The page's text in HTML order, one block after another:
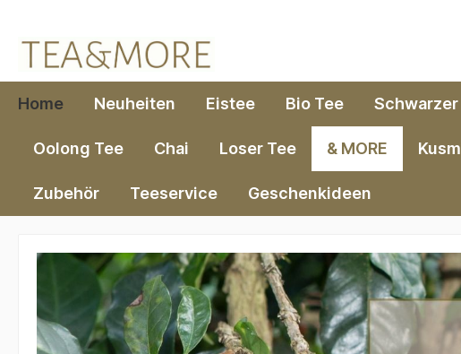
Home Neuheiten Eistee Bio Tee Schwarzer
Oolong Tee Chai Loser Tee & MORE
Zubehör Teeservice Geschenkideen